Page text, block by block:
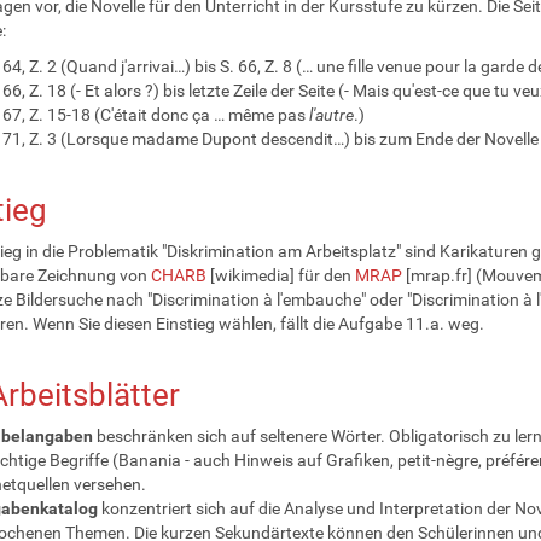
vor, die Novelle für den Unterricht in der Kursstufe zu kürzen. Die
64, Z. 2 (Quand j'arrivai…) bis S. 66, Z. 8 (… une fille venue pour la garde
66, Z. 18 (- Et alors ?) bis letzte Zeile der Seite (- Mais qu'est-ce que tu
67, Z. 15-18 (C'était donc ça … même pasl'autre.)
71, Z. 3 (Lorsque madame Dupont descendit…) bis zum Ende der Novelle
in die Problematik "Diskrimination am Arbeitsplatz" sind Karikaturen
Zeichnung von CHARB [wikimedia] für den MRAP[mrap.fr]
Bildersuche nach "Discrimination à l'embauche" oder "Discrimination
Wenn Sie diesen Einstieg wählen, fällt die Aufgabe 11.a. weg.
beschränken sich auf seltenere Wörter. Obligatorisch zu
Begriffe (Banania - auch Hinweis auf Grafiken, petit-nègre,
versehen.
konzentriert sich auf die Analyse und Interpretation der
Themen. Die kurzen Sekundärtexte können den Schülerinnen